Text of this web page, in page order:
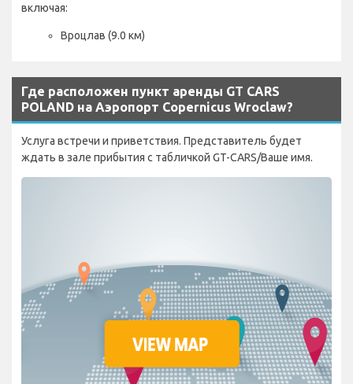
включая:
Вроцлав (9.0 км)
Где расположен пункт аренды GT CARS
POLAND на Аэропорт Copernicus Wroclaw?
Услуга встречи и приветствия. Представитель будет
ждать в зале прибытия с табличкой GT-CARS/Ваше имя.